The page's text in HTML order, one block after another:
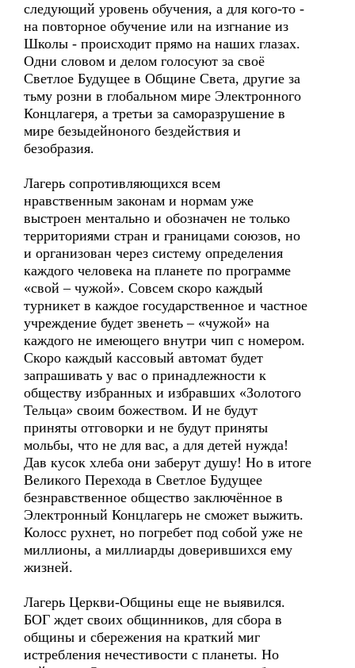
следующий уровень обучения, а для кого-то -
на повторное обучение или на изгнание из
Школы - происходит прямо на наших глазах.
Одни словом и делом голосуют за своё
Светлое Будущее в Общине Света, другие за
тьму розни в глобальном мире Электронного
Концлагеря, а третьи за саморазрушение в
мире безыдейноного бездействия и
безобразия.
Лагерь сопротивляющихся всем
нравственным законам и нормам уже
выстроен ментально и обозначен не только
территориями стран и границами союзов, но
и организован через систему определения
каждого человека на планете по программе
«свой – чужой». Совсем скоро каждый
турникет в каждое государственное и частное
учреждение будет звенеть – «чужой» на
каждого не имеющего внутри чип с номером.
Скоро каждый кассовый автомат будет
запрашивать у вас о принадлежности к
обществу избранных и избравших «Золотого
Тельца» своим божеством. И не будут
приняты отговорки и не будут приняты
мольбы, что не для вас, а для детей нужда!
Дав кусок хлеба они заберут душу! Но в итоге
Великого Перехода в Светлое Будущее
безнравственное общество заключённое в
Электронный Концлагерь не сможет выжить.
Колосс рухнет, но погребет под собой уже не
миллионы, а миллиарды доверившихся ему
жизней.
Лагерь Церкви-Общины еще не выявился.
БОГ ждет своих общинников, для сбора в
общины и сбережения на краткий миг
истребления нечестивости с планеты. Но